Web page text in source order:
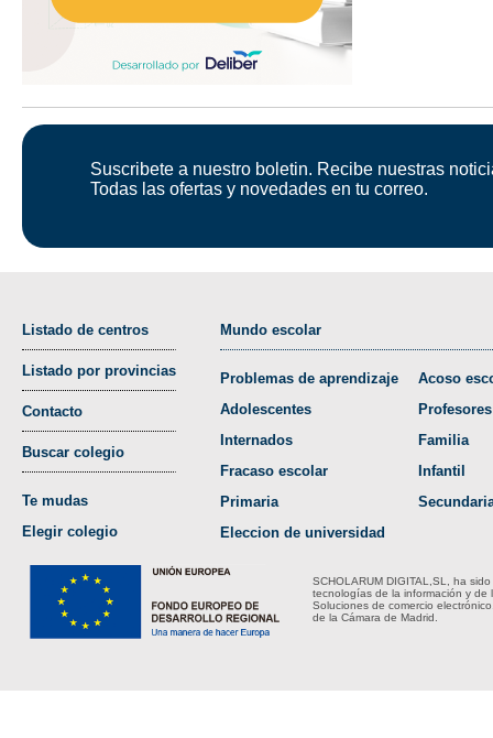
Suscribete a nuestro boletin. Recibe nuestras
Todas las ofertas y novedades en tu correo.
Listado de centros
Listado por provincias
Contacto
Buscar colegio
Te mudas
Elegir colegio
Mundo escolar
Problemas de aprendizaje
Adolescentes
Internados
Fracaso escolar
Primaria
Eleccion de universidad
Acoso
Profesores
Familia
Infantil
SCHOLARUM DIGITAL,SL, ha
tecnologías de la información y de
Soluciones de comercio
de la Cámara de Madrid.